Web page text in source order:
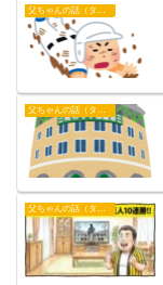
父ちゃんの話（タイガース）
父ちゃんの話（タイガース）